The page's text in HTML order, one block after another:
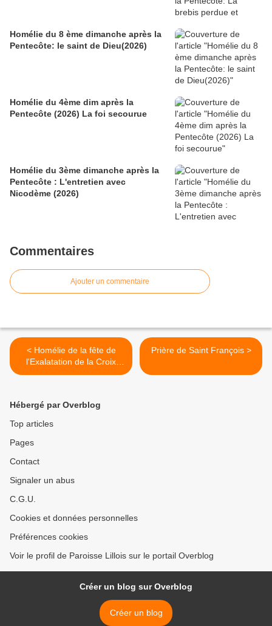
Homélie du 8 ème dimanche après la
Pentecôte: le saint de Dieu(2026)
Homélie du 4ème dim après la
Pentecôte (2026) La foi secourue
Homélie du 3ème dimanche après la
Pentecôte : L'entretien avec
Nicodème (2026)
Commentaires
Ajouter un commentaire
< Homélie de la fête de
l'Exalatation de la Croix
(2016)
Prière de Saint François >
Hébergé par Overblog
Top articles
Pages
Contact
Signaler un abus
C.G.U.
Cookies et données personnelles
Préférences cookies
Voir le profil de Paroisse Lillois sur le portail Overblog
Créer un blog sur Overblog
Créer un blog